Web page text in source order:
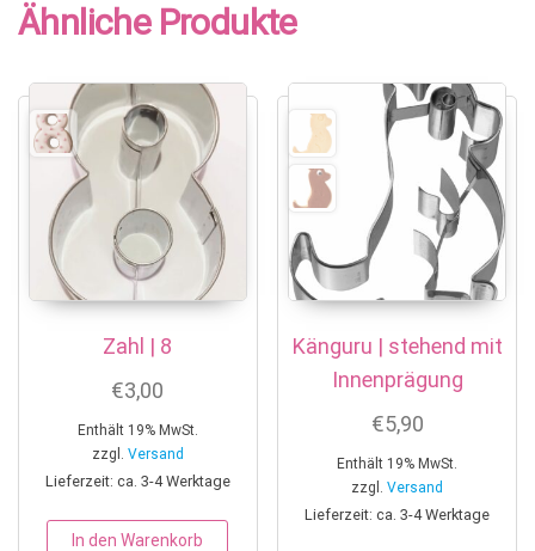
Ähnliche Produkte
Zahl | 8
€3,00
Enthält 19% MwSt.
zzgl. Versand
Lieferzeit: ca. 3-4 Werktage
In den Warenkorb
Känguru | stehend mit
Innenprägung
€5,90
Enthält 19% MwSt.
zzgl.Versand
Lieferzeit: ca. 3-4 Werktage